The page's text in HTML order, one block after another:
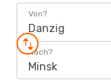
Von?
Danzig
Nach?
Minsk